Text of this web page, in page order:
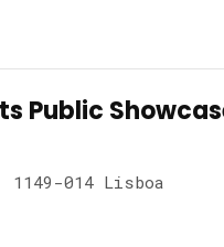
Public
1149-014 Lisboa